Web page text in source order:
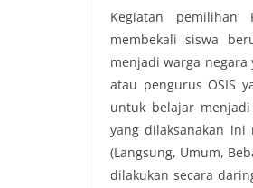
Kegiatan pemilihan
membekali siswa
menjadi warga
atau pengurus OSIS
untuk belajar
yang dilaksanakan ini
(Langsung, Umum,
dilakukan secara